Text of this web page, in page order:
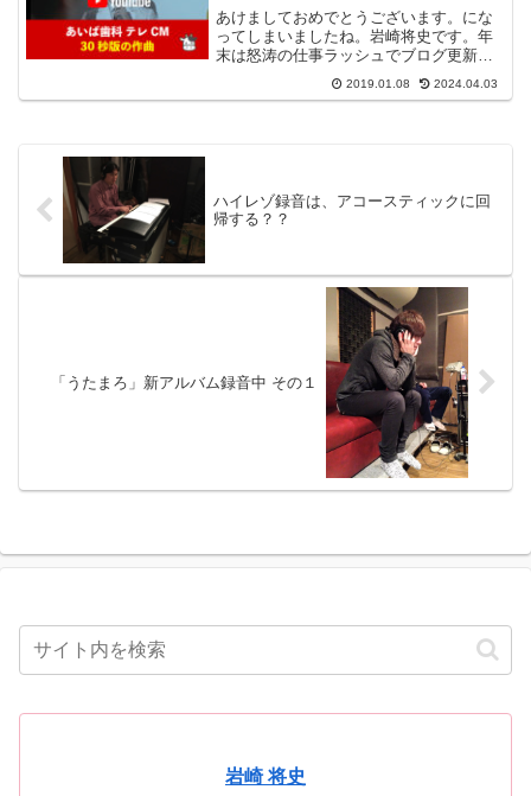
あけましておめでとうございます。にな
ってしまいましたね。岩崎将史です。年
末は怒涛の仕事ラッシュでブログ更新ま
まならずでしたが、その分、書きたい出
来事が沢山できましたので、順次、投稿
2019.01.08 2024.04.03
ハイレゾ録音は、アコースティックに回
帰する？？
「うたまろ」新アルバム録音中 その１
岩崎 将史